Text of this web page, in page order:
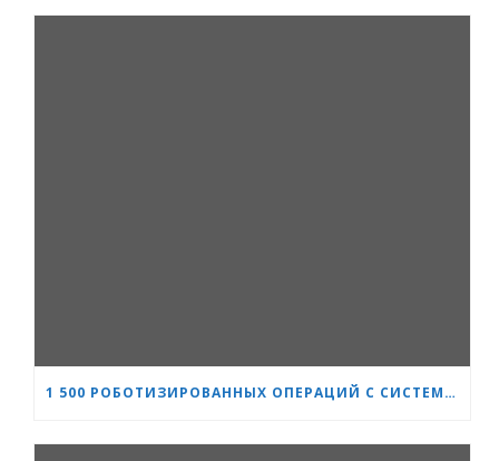
1 500 РОБОТИЗИРОВАННЫХ ОПЕРАЦИЙ С СИСТЕМОЙ DA VINCI: «СЕРДЦЕ И МОЗГ» УКРЕПЛЯЕТ СВОЁ ЛИДЕРСТВО В УРОЛОГИИ